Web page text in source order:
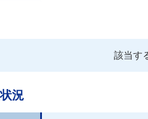
該当す
況